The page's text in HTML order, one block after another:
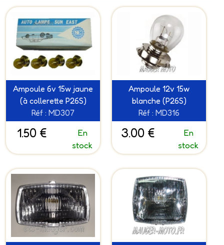
Ampoule 6v 15w jaune
(à collerette P26S)
Réf : MD307
1.50 €
En
stock
Ampoule 12v 15w
blanche (P26S)
Réf : MD316
3.00 €
En
stock